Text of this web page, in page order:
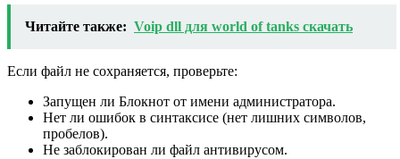
Читайте также: Voip dll для world of tanks скачать
Если файл не сохраняется, проверьте:
Запущен ли Блокнот от имени администратора.
Нет ли ошибок в синтаксисе (нет лишних символов,
пробелов).
Не заблокирован ли файл антивирусом.